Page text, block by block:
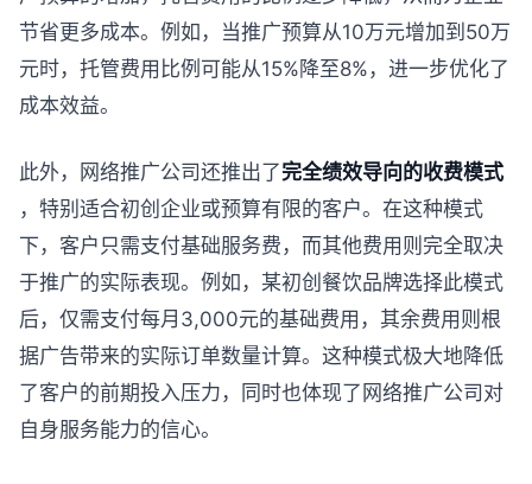
节省更多成本。例如，当推广预算从10万元增加到50万
元时，托管费用比例可能从15%降至8%，进一步优化了
成本效益。
此外，网络推广公司还推出了完全绩效导向的收费模式
，特别适合初创企业或预算有限的客户。在这种模式
下，客户只需支付基础服务费，而其他费用则完全取决
于推广的实际表现。例如，某初创餐饮品牌选择此模式
后，仅需支付每月3,000元的基础费用，其余费用则根
据广告带来的实际订单数量计算。这种模式极大地降低
了客户的前期投入压力，同时也体现了网络推广公司对
自身服务能力的信心。